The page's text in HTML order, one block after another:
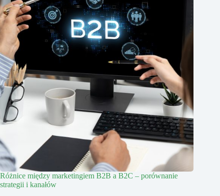
Różnice między marketingiem B2B a B2C – porównanie
strategii i kanałów